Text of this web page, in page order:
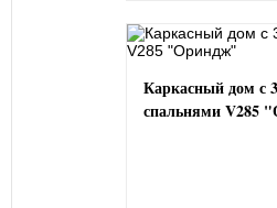
Каркасный дом с 3
спальнями V285